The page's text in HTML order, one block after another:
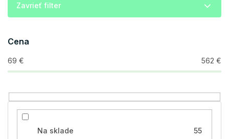
d
u
k
o
v
Zavrieť filter
Cena
69 € 562 €
Na sklade 55